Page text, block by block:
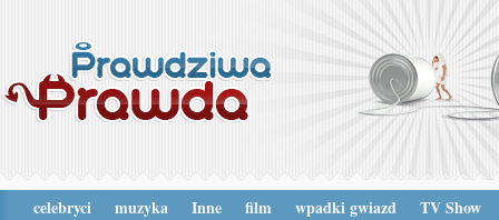
celebryci muzyka Inne film wpadki gwiazd TV Show